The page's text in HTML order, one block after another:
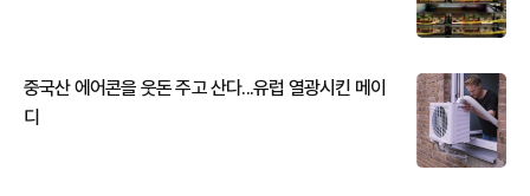
중국산 에어콘을 웃돈 주고 산다...유럽 열광시킨 메이
디